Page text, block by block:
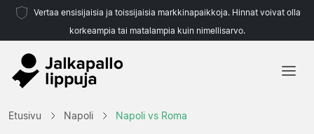
Vertaa ensisijaisia ja toissijaisia markkinapaikkoja. Hinnat voivat olla
korkeampia tai matalampia kuin nimellisarvo.
Etusivu Napoli Napoli vs Roma